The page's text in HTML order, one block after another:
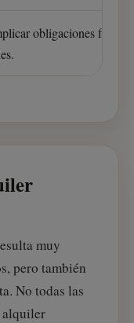
obligaciones fiscales
muy
pero también
No todas las
alquiler